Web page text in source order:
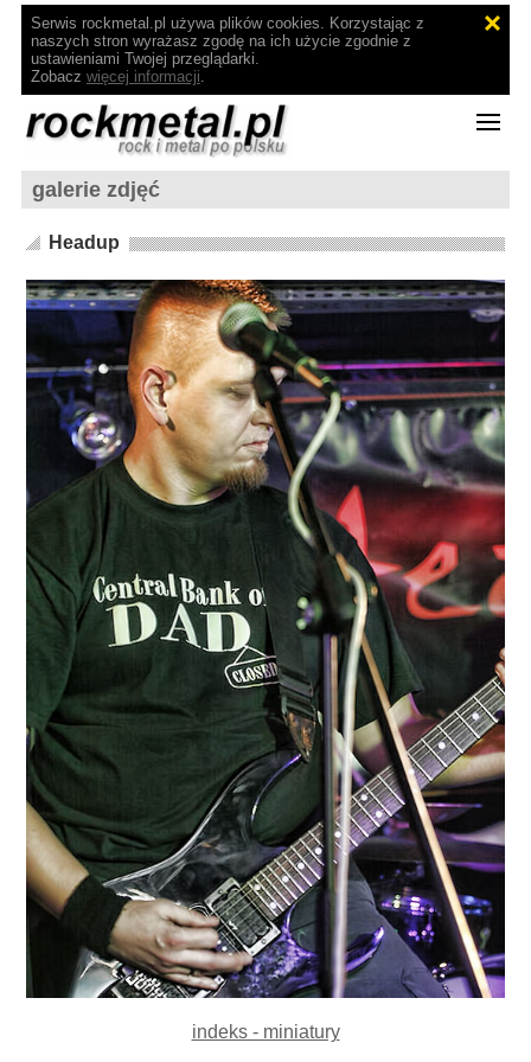
Serwis rockmetal.pl używa plików cookies. Korzystając z
naszych stron wyrażasz zgodę na ich użycie zgodnie z
ustawieniami Twojej przeglądarki.
Zobacz więcej informacji.
galerie zdjęć
Headup
indeks - miniatury